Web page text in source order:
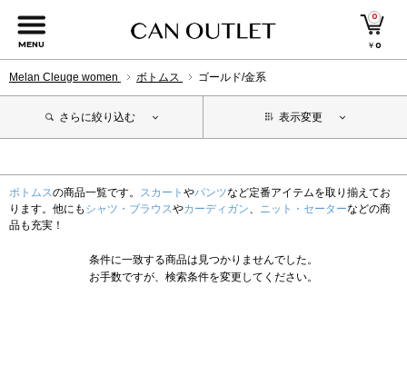
MENU
0
￥0
Melan Cleuge women ボトムス ゴールド/金系
さらに絞り込む 表示変更
ボトムスの商品一覧です。 スカート やパンツなど定番アイテムを取り揃えてお
ります。他にも シャツ・ブラウスやカーディガン、 ニット・セーターなどの商
品も充実！
条件に一致する商品は見つかりませんでした。
お手数ですが、検索条件を変更してください。